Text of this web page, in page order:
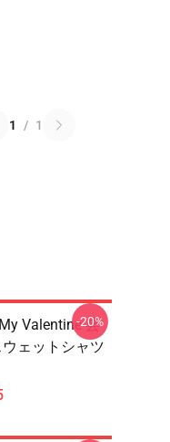
1 / 1
Valentine 芸
ェットシャツ
-20%